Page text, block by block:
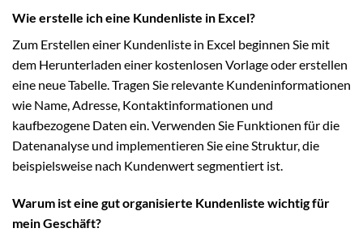
Wie erstelle ich eine Kundenliste in Excel?
Zum Erstellen einer Kundenliste in Excel beginnen Sie mit
dem Herunterladen einer kostenlosen Vorlage oder erstellen
eine neue Tabelle. Tragen Sie relevante Kundeninformationen
wie Name, Adresse, Kontaktinformationen und
kaufbezogene Daten ein. Verwenden Sie Funktionen für die
Datenanalyse und implementieren Sie eine Struktur, die
beispielsweise nach Kundenwert segmentiert ist.
Warum ist eine gut organisierte Kundenliste wichtig für
mein Geschäft?